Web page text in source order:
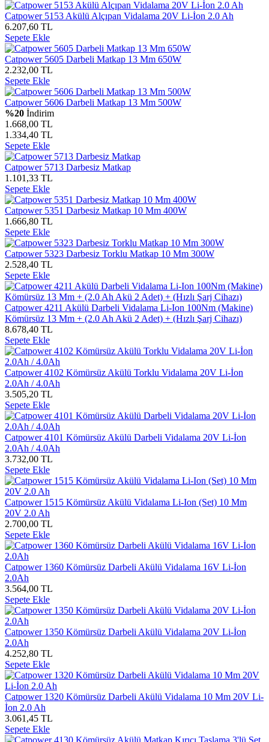
Catpower 5153 Akülü Alçıpan Vidalama 20V Li-İon 2.0 Ah
6.207,60 TL
Sepete Ekle
Catpower 5605 Darbeli Matkap 13 Mm 650W
2.232,00 TL
Sepete Ekle
Catpower 5606 Darbeli Matkap 13 Mm 500W
%20 İndirim
1.668,00 TL
1.334,40 TL
Sepete Ekle
Catpower 5713 Darbesiz Matkap
1.101,33 TL
Sepete Ekle
Catpower 5351 Darbesiz Matkap 10 Mm 400W
1.666,80 TL
Sepete Ekle
Catpower 5323 Darbesiz Torklu Matkap 10 Mm 300W
2.528,40 TL
Sepete Ekle
Catpower 4211 Akülü Darbeli Vidalama Li-Ion 100Nm (Makine)
Kömürsüz 13 Mm + (2.0 Ah Akü 2 Adet) + (Hızlı Şarj Cihazı)
8.678,40 TL
Sepete Ekle
Catpower 4102 Kömürsüz Akülü Torklu Vidalama 20V Li-İon
2.0Ah / 4.0Ah
3.505,20 TL
Sepete Ekle
Catpower 4101 Kömürsüz Akülü Darbeli Vidalama 20V Li-İon
2.0Ah / 4.0Ah
3.732,00 TL
Sepete Ekle
Catpower 1515 Kömürsüz Akülü Vidalama Li-Ion (Set) 10 Mm
20V 2.0 Ah
2.700,00 TL
Sepete Ekle
Catpower 1360 Kömürsüz Darbeli Akülü Vidalama 16V Li-İon
2.0Ah
3.564,00 TL
Sepete Ekle
Catpower 1350 Kömürsüz Darbeli Akülü Vidalama 20V Li-İon
2.0Ah
4.252,80 TL
Sepete Ekle
Catpower 1320 Kömürsüz Darbeli Akülü Vidalama 10 Mm 20V Li-
İon 2.0 Ah
3.061,45 TL
Sepete Ekle